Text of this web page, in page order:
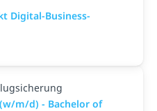
Digital-Business-
m/d) - Bachelor of